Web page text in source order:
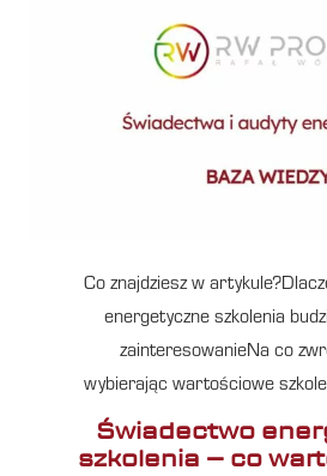
Co znajdziesz w
energetyczne szkolenia
zainteresowanieNa co
wybierając wartościowe
Świadectwo
szkolenia – co